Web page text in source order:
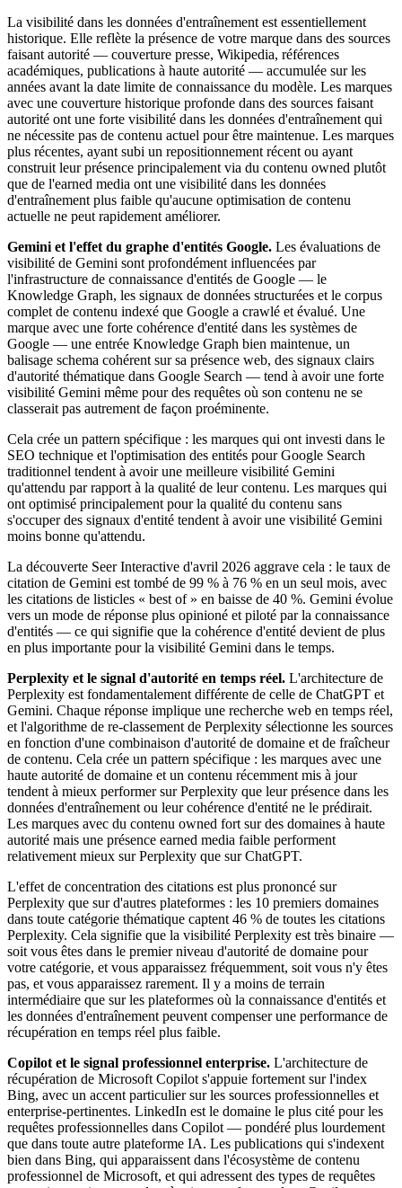
La visibilité dans les données d'entraînement est essentiellement
historique. Elle reflète la présence de votre marque dans des sources
faisant autorité — couverture presse, Wikipedia, références
académiques, publications à haute autorité — accumulée sur les
années avant la date limite de connaissance du modèle. Les marques
avec une couverture historique profonde dans des sources faisant
autorité ont une forte visibilité dans les données d'entraînement qui
ne nécessite pas de contenu actuel pour être maintenue. Les marques
plus récentes, ayant subi un repositionnement récent ou ayant
construit leur présence principalement via du contenu owned plutôt
que de l'earned media ont une visibilité dans les données
d'entraînement plus faible qu'aucune optimisation de contenu
actuelle ne peut rapidement améliorer.
Gemini et l'effet du graphe d'entités Google. Les évaluations de
visibilité de Gemini sont profondément influencées par
l'infrastructure de connaissance d'entités de Google — le
Knowledge Graph, les signaux de données structurées et le corpus
complet de contenu indexé que Google a crawlé et évalué. Une
marque avec une forte cohérence d'entité dans les systèmes de
Google — une entrée Knowledge Graph bien maintenue, un
balisage schema cohérent sur sa présence web, des signaux clairs
d'autorité thématique dans Google Search — tend à avoir une forte
visibilité Gemini même pour des requêtes où son contenu ne se
classerait pas autrement de façon proéminente.
Cela crée un pattern spécifique : les marques qui ont investi dans le
SEO technique et l'optimisation des entités pour Google Search
traditionnel tendent à avoir une meilleure visibilité Gemini
qu'attendu par rapport à la qualité de leur contenu. Les marques qui
ont optimisé principalement pour la qualité du contenu sans
s'occuper des signaux d'entité tendent à avoir une visibilité Gemini
moins bonne qu'attendu.
La découverte Seer Interactive d'avril 2026 aggrave cela : le taux de
citation de Gemini est tombé de 99 % à 76 % en un seul mois, avec
les citations de listicles « best of » en baisse de 40 %. Gemini évolue
vers un mode de réponse plus opinioné et piloté par la connaissance
d'entités — ce qui signifie que la cohérence d'entité devient de plus
en plus importante pour la visibilité Gemini dans le temps.
Perplexity et le signal d'autorité en temps réel. L'architecture de
Perplexity est fondamentalement différente de celle de ChatGPT et
Gemini. Chaque réponse implique une recherche web en temps réel,
et l'algorithme de re-classement de Perplexity sélectionne les sources
en fonction d'une combinaison d'autorité de domaine et de fraîcheur
de contenu. Cela crée un pattern spécifique : les marques avec une
haute autorité de domaine et un contenu récemment mis à jour
tendent à mieux performer sur Perplexity que leur présence dans les
données d'entraînement ou leur cohérence d'entité ne le prédirait.
Les marques avec du contenu owned fort sur des domaines à haute
autorité mais une présence earned media faible performent
relativement mieux sur Perplexity que sur ChatGPT.
L'effet de concentration des citations est plus prononcé sur
Perplexity que sur d'autres plateformes : les 10 premiers domaines
dans toute catégorie thématique captent 46 % de toutes les citations
Perplexity. Cela signifie que la visibilité Perplexity est très binaire —
soit vous êtes dans le premier niveau d'autorité de domaine pour
votre catégorie, et vous apparaissez fréquemment, soit vous n'y êtes
pas, et vous apparaissez rarement. Il y a moins de terrain
intermédiaire que sur les plateformes où la connaissance d'entités et
les données d'entraînement peuvent compenser une performance de
récupération en temps réel plus faible.
Copilot et le signal professionnel enterprise. L'architecture de
récupération de Microsoft Copilot s'appuie fortement sur l'index
Bing, avec un accent particulier sur les sources professionnelles et
enterprise-pertinentes. LinkedIn est le domaine le plus cité pour les
requêtes professionnelles dans Copilot — pondéré plus lourdement
que dans toute autre plateforme IA. Les publications qui s'indexent
bien dans Bing, qui apparaissent dans l'écosystème de contenu
professionnel de Microsoft, et qui adressent des types de requêtes